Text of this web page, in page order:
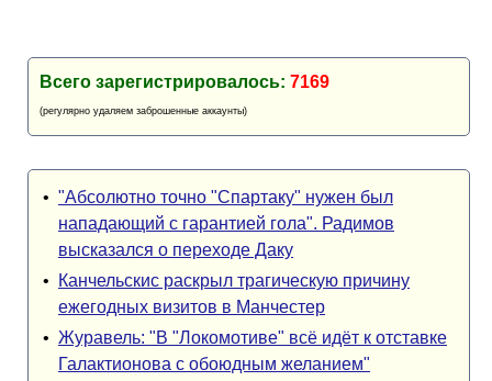
Всего зарегистрировалось: 7169
(регулярно удаляем заброшенные аккаунты)
• "Абсолютно точно "Спартаку" нужен был
нападающий с гарантией гола". Радимов
высказался о переходе Даку
•
Канчельскис раскрыл трагическую причину
ежегодных визитов в Манчестер
• Журавель: "В "Локомотиве" всё идёт к отставке
Галактионова с обоюдным желанием"